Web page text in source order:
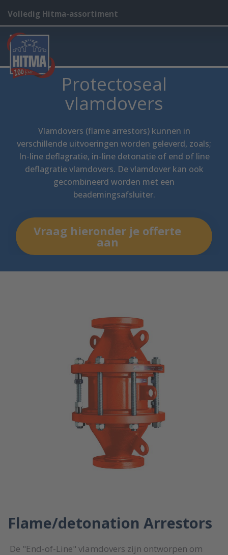
Volledig Hitma-assortiment
Protectoseal
vlamdovers
Vlamdovers (flame arrestors) kunnen in
verschillende uitvoeringen worden geleverd, zoals;
In-line deflagratie, in-line detonatie of end of line
deflagratie vlamdovers. De vlamdover kan ook
gecombineerd worden met een
beademingsafsluiter.
Vraag hieronder je offerte
aan
Flame/detonation Arrestors
De "End-of-Line" vlamdovers zijn ontworpen om